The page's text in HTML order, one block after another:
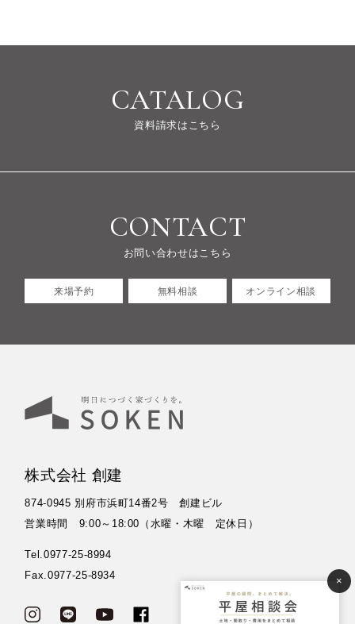
×
CATALOG
資料請求はこちら
CONTACT
お問い合わせはこちら
来場予約 無料相談 オンライン相談
株式会社 創建
874-0945 別府市浜町14番2号 創建ビル
営業時間 9:00～18:00（水曜・木曜 定休日）
Tel.0977-25-8994
Fax.0977-25-8934